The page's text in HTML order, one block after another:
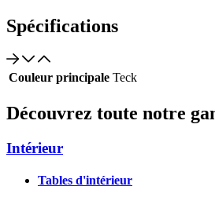
Spécifications
Couleur principale Teck
Découvrez toute notre
Intérieur
Tables d'intérieur